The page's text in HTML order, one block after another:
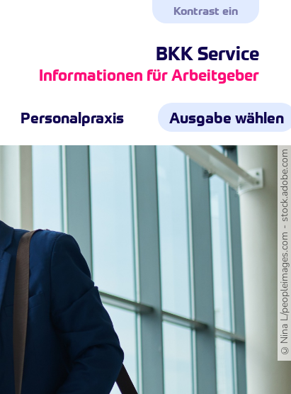
Kontrast ein
BKK Service
Informationen für Arbeitgeber
Personalpraxis Ausgabe wählen
©Nina L/peopleimages.com - stock.adobe.com